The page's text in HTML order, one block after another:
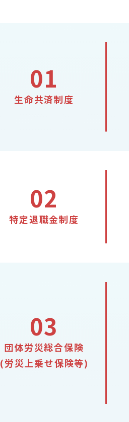
01
生命共済制度
02
特定退職金制度
03
団体労災総合保険
(労災上乗せ保険等)